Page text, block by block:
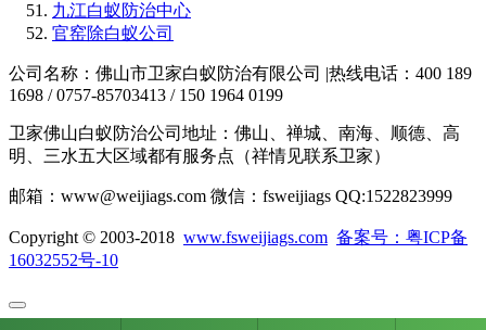
九江白蚁防治中心
官窑除白蚁公司
公司名称：佛山市卫家白蚁防治有限公司 |热线电话：400 189
1698 / 0757-85703413 / 150 1964 0199
卫家佛山白蚁防治公司地址：佛山、禅城、南海、顺德、高
明、三水五大区域都有服务点（祥情见联系卫家）
邮箱：www@weijiags.com 微信：fsweijiags QQ:1522823999
Copyright © 2003-2018 www.fsweijiags.com 备案号：粤ICP备
16032552号-10